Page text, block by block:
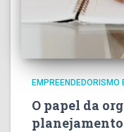
EMPREENDEDORISMO
O papel da